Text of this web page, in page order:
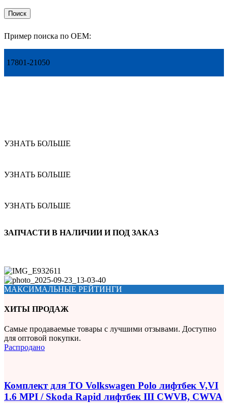
Поиск
Пример поиска по OEM:
17801-21050
УЗНАТЬ БОЛЬШЕ
УЗНАТЬ БОЛЬШЕ
УЗНАТЬ БОЛЬШЕ
ЗАПЧАСТИ В НАЛИЧИИ И ПОД ЗАКАЗ
МАКСИМАЛЬНЫЕ РЕЙТИНГИ
ХИТЫ ПРОДАЖ
Самые продаваемые товары с лучшими отзывами. Доступно
для оптовой покупки.
Распродано
Комплект для ТО Volkswagen Polo лифтбек V,VI
1.6 MPI / Skoda Rapid лифтбек III CWVB, CWVA